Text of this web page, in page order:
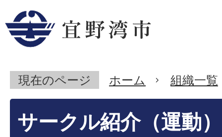
現在のページ ホーム 組織一覧
サークル紹介（運動）